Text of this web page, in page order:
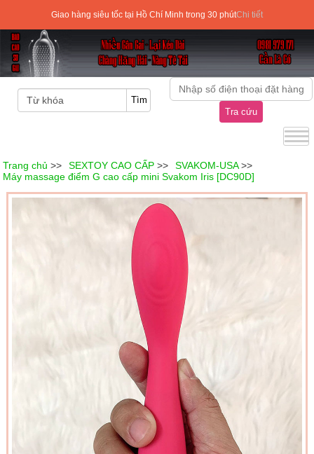
Giao hàng siêu tốc tại Hồ Chí Minh trong 30 phútChi tiết
Tra cứu
Trang chủ >> SEXTOY CAO CẤP >> SVAKOM-USA>>
Máy massage điểm G cao cấp mini Svakom Iris [DC90D]